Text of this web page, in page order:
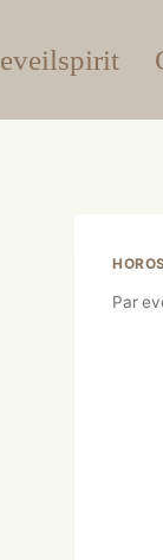
eveilspirit
Par